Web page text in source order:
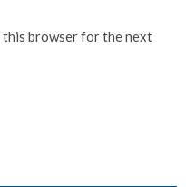
this browser for the next